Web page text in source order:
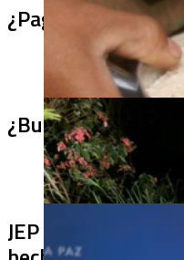
¿Pagaron menos
¿Bus bomba
JEP imputa a 27